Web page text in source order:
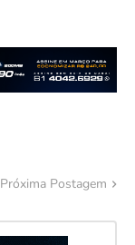
Próxima Postagem